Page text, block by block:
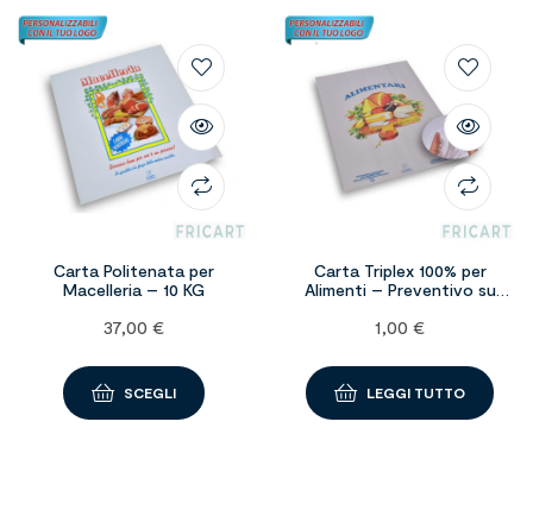
Carta Politenata per
Macelleria – 10 KG
37,00 €
SCEGLI
Carta Triplex 100% per
Alimenti – Preventivo su
1,00 €
LEGGI TUTTO